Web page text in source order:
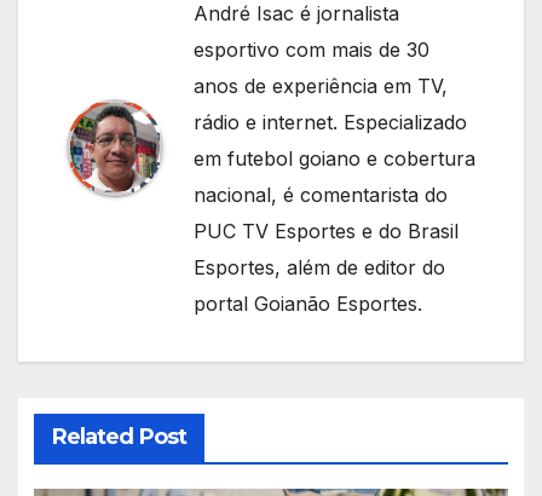
André Isac é jornalista
esportivo com mais de 30
anos de experiência em TV,
rádio e internet. Especializado
em futebol goiano e cobertura
nacional, é comentarista do
PUC TV Esportes e do Brasil
Esportes, além de editor do
portal Goianão Esportes.
Related Post